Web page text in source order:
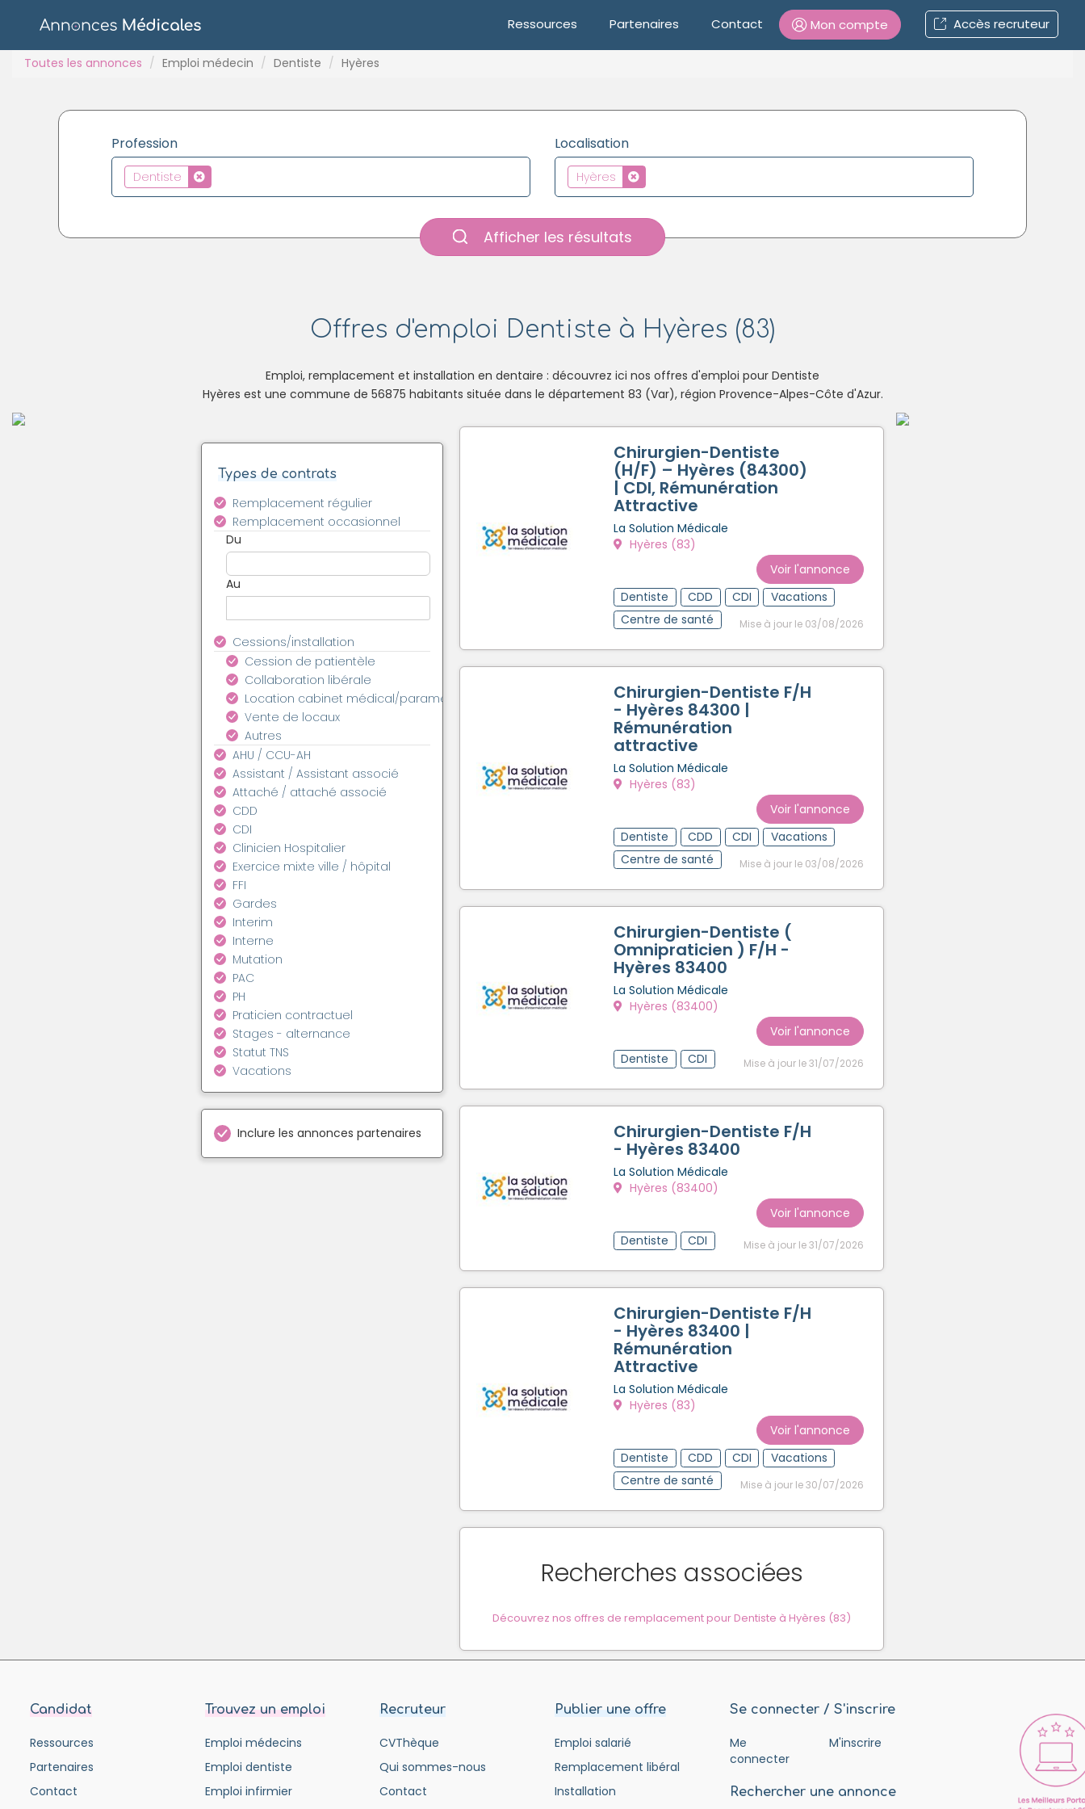
Ressources Partenaires Contact Mon compte Accès recruteur
Mot de passe oublié ?
Toutes les annonces Emploi médecin Dentiste Hyères
Profession
Dentiste
Localisation
Hyères
Afficher les résultats
Offres d'emploi Dentiste à Hyères (83)
Emploi, remplacement et installation en dentaire : découvrez ici nos offres d'emploi pour Dentiste
Hyères est une commune de 56875 habitants située dans le département 83 (Var), région Provence-Alpes-Côte d'Azur.
Types de contrats
Remplacement régulier
Remplacement occasionnel
Du
Au
Cessions/installation
Cession de patientèle
Collaboration libérale
Location cabinet médical/paramédical
Vente de locaux
Autres
AHU / CCU-AH
Assistant / Assistant associé
Attaché / attaché associé
CDD
CDI
Clinicien Hospitalier
Exercice mixte ville / hôpital
FFI
Gardes
Interim
Interne
Mutation
PAC
PH
Praticien contractuel
Stages - alternance
Statut TNS
Vacations
Inclure les annonces partenaires
Chirurgien-Dentiste
(H/F) – Hyères (84300)
| CDI, Rémunération
Attractive
La Solution Médicale
Hyères (83)
Voir l'annonce
Dentiste
CDD CDI
Vacations
Centre de santé
Mise à jour le 03/08/2026
Chirurgien-Dentiste F/H
- Hyères 84300 |
Rémunération
attractive
La Solution Médicale
Hyères (83)
Voir l'annonce
Dentiste
CDD CDI
Vacations
Centre de santé
Mise à jour le 03/08/2026
Chirurgien-Dentiste (
Omnipraticien ) F/H -
Hyères 83400
La Solution Médicale
Hyères (83400)
Voir l'annonce
Dentiste
CDI Mise à jour le 31/07/2026
Chirurgien-Dentiste F/H
- Hyères 83400
La Solution Médicale
Hyères (83400)
Voir l'annonce
Dentiste
CDI Mise à jour le 31/07/2026
Chirurgien-Dentiste F/H
- Hyères 83400 |
Rémunération
Attractive
La Solution Médicale
Hyères (83)
Voir l'annonce
Dentiste
CDD CDI
Vacations
Centre de santé
Mise à jour le 30/07/2026
Recherches associées
Découvrez nos offres de remplacement pour Dentiste à Hyères (83)
Candidat
Ressources
Partenaires
Contact
Trouvez un emploi
Emploi médecins
Emploi dentiste
Emploi infirmier
Recruteur
CVThèque
Qui sommes-nous
Contact
Publier une offre
Emploi salarié
Remplacement libéral
Installation
Se connecter / S'inscrire
Me
connecter
M'inscrire
Rechercher une annonce